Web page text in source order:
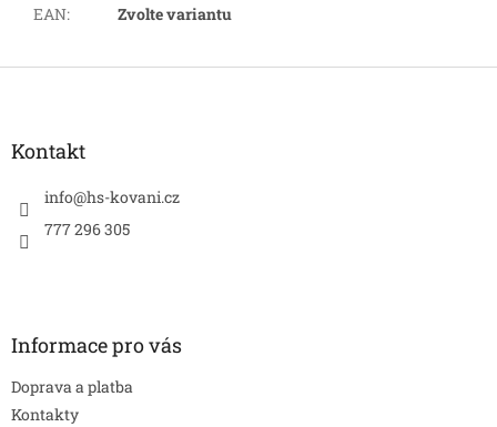
EAN: Zvolte variantu
Kontakt
info@hs-kovani.cz
777 296 305
Informace pro vás
Doprava a platba
Kontakty